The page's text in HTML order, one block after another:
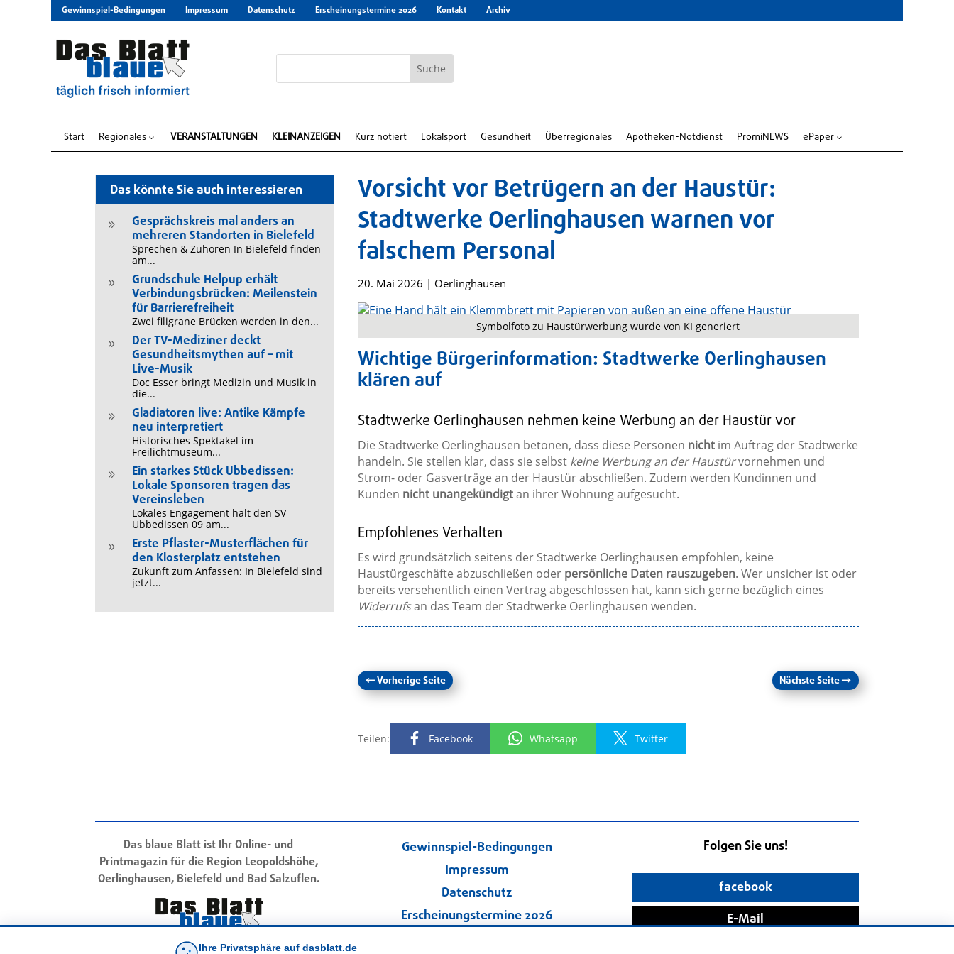
Gewinnspiel-Bedingungen Impressum Datenschutz Erscheinungstermine 2026 Kontakt Archiv
Start Regionales 3 VERANSTALTUNGEN KLEINANZEIGEN Kurz notiert Lokalsport Gesundheit Überregionales Apotheken-Notdienst PromiNEWS ePaper 3
Das könnte Sie auch interessieren
9
Gesprächskreis mal anders an
mehreren Standorten in Bielefeld
Sprechen & Zuhören In Bielefeld finden
am...
9
Grundschule Helpup erhält
Verbindungsbrücken: Meilenstein
für Barrierefreiheit
Zwei filigrane Brücken werden in den...
9
Der TV-Mediziner deckt
Gesundheitsmythen auf – mit
Live-Musik
Doc Esser bringt Medizin und Musik in
die...
9
Gladiatoren live: Antike Kämpfe
neu interpretiert
Historisches Spektakel im
Freilichtmuseum...
9
Ein starkes Stück Ubbedissen:
Lokale Sponsoren tragen das
Vereinsleben
Lokales Engagement hält den SV
Ubbedissen 09 am...
9
Erste Pflaster-Musterflächen für
den Klosterplatz entstehen
Zukunft zum Anfassen: In Bielefeld sind
jetzt...
Vorsicht vor Betrügern an der Haustür:
Stadtwerke Oerlinghausen warnen vor
falschem Personal
20. Mai 2026 | Oerlinghausen
Symbolfoto zu Haustürwerbung wurde von KI generiert
Wichtige Bürgerinformation: Stadtwerke Oerlinghausen
klären auf
Stadtwerke Oerlinghausen nehmen keine Werbung an der Haustür vor
Die Stadtwerke Oerlinghausen betonen, dass diese Personen nichtim Auftrag der Stadtwerke
handeln. Sie stellen klar, dass sie selbst keine Werbung an der Haustürvornehmen und
Strom- oder Gasverträge an der Haustür abschließen. Zudem werden Kundinnen und
Kunden nicht unangekündigtan ihrer Wohnung aufgesucht.
Empfohlenes Verhalten
Es wird grundsätzlich seitens der Stadtwerke Oerlinghausen empfohlen, keine
Haustürgeschäfte abzuschließen oder persönliche Daten rauszugeben. Wer unsicher ist oder
bereits versehentlich einen Vertrag abgeschlossen hat, kann sich gerne bezüglich eines
Widerrufsan das Team der Stadtwerke Oerlinghausen wenden.
←Vorherige Seite Nächste Seite→
Teilen: Facebook Whatsapp Twitter
Das blaue Blatt ist Ihr Online- und
Printmagazin für die Region Leopoldshöhe,
Oerlinghausen, Bielefeld und Bad Salzuflen.
Gewinnspiel-Bedingungen
Impressum
Datenschutz
Erscheinungstermine 2026
Folgen Sie uns!
facebook
E-Mail
Ihre Privatsphäre auf dasblatt.de